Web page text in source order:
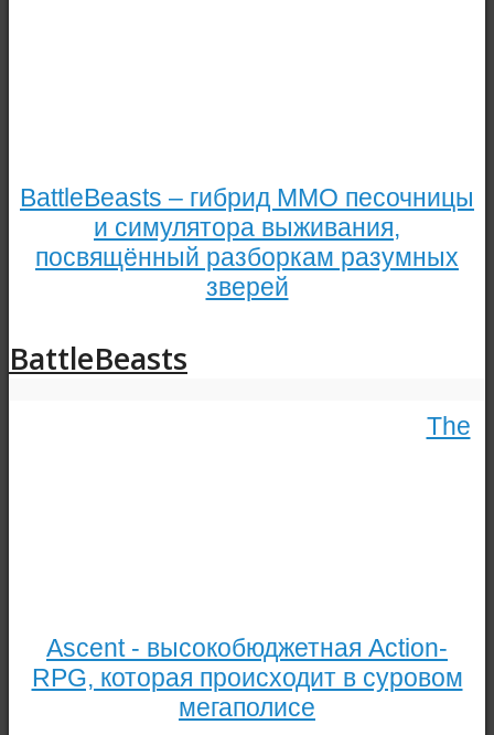
BattleBeasts – гибрид MMO песочницы
и симулятора выживания,
посвящённый разборкам разумных
зверей
BattleBeasts
The
Ascent - высокобюджетная Action-
RPG, которая происходит в суровом
мегаполисе